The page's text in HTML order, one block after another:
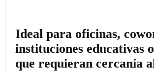
Ideal para oficinas,
instituciones educativas
que requieran cercanía